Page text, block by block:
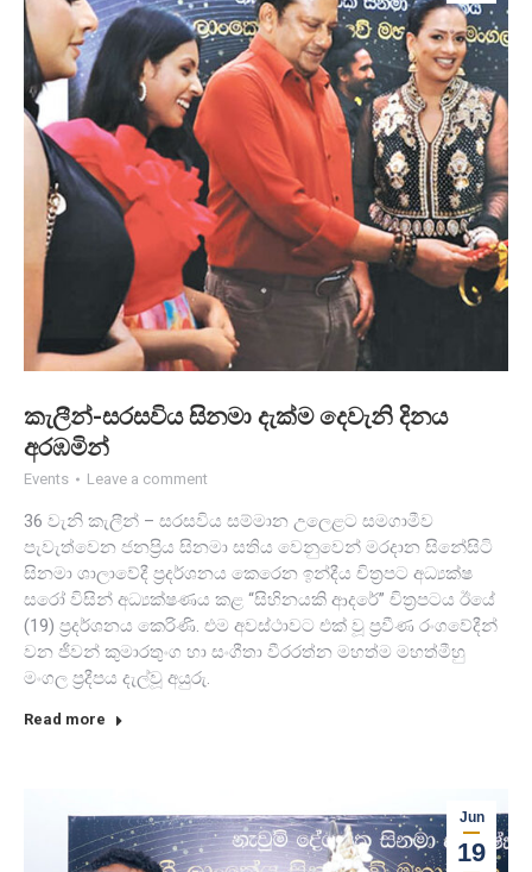
කැලීන්-සරසවිය සිනමා දැක්ම දෙවැනි දිනය
අරඹමින්
Events Leave a comment
36 වැනි කැලීන් – සරසවිය සම්මාන උලෙළට සමගාමීව
පැවැත්වෙන ජනප්‍රිය සිනමා සතිය වෙනුවෙන් මරදාන සිනේසිටි
සිනමා ශාලාවේදී ප්‍රදර්ශනය කෙරෙන ඉන්දීය චිත්‍රපට අධ්‍යක්ෂ
සරෝ විසින් අධ්‍යක්ෂණය කළ “සිහිනයකි ආදරේ” චිත්‍රපටය ඊයේ
(19) ප්‍රදර්ශනය කෙරිණි. එම අවස්ථාවට එක් වූ ප්‍රවීණ රංගවේදීන්
වන ජීවන් කුමාරතුංග හා සංගීතා වීරරත්න මහත්ම මහත්මීහු
මංගල ප්‍රදීපය දැල්වූ අයුරු.
Read more
Jun
19